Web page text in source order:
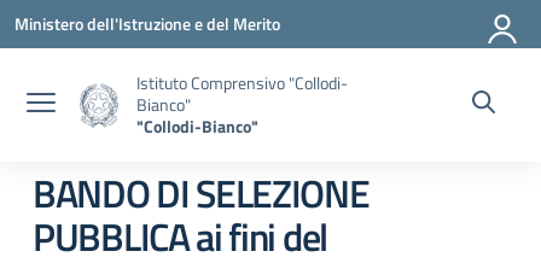
Vai ai contenuti
Vai al menu di navigazione
Vai al footer
Ministero dell'Istruzione e del Merito
Istituto Comprensivo "Collodi-
Bianco"
"Collodi-Bianco"
BANDO DI SELEZIONE
PUBBLICA ai fini del